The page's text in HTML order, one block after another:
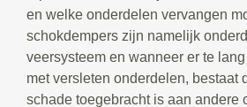
en welke onderdelen vervangen
schokdempers zijn namelijk
veersysteem en wanneer er te
met versleten onderdelen, bestaat
schade toegebracht is aan andere